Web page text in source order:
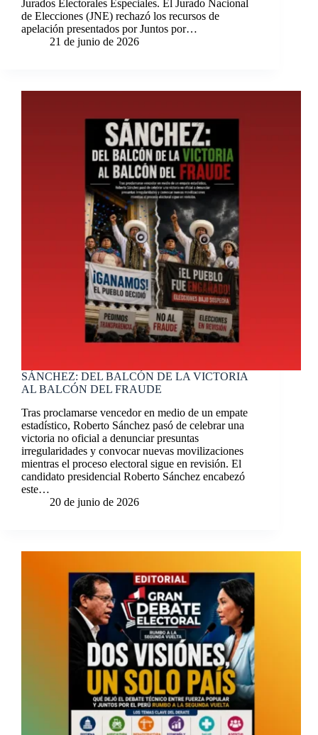
Jurados Electorales Especiales. El Jurado Nacional
de Elecciones (JNE) rechazó los recursos de
apelación presentados por Juntos por…
21 de junio de 2026
SÁNCHEZ: DEL BALCÓN DE LA VICTORIA
AL BALCÓN DEL FRAUDE
Tras proclamarse vencedor en medio de un empate
estadístico, Roberto Sánchez pasó de celebrar una
victoria no oficial a denunciar presuntas
irregularidades y convocar nuevas movilizaciones
mientras el proceso electoral sigue en revisión. El
candidato presidencial Roberto Sánchez encabezó
este…
20 de junio de 2026